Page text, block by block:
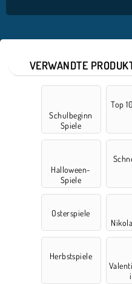
VERWANDTE
Schulbeginn
Spiele
Top
Halloween-
Spiele
Osterspiele
Herbstspiele